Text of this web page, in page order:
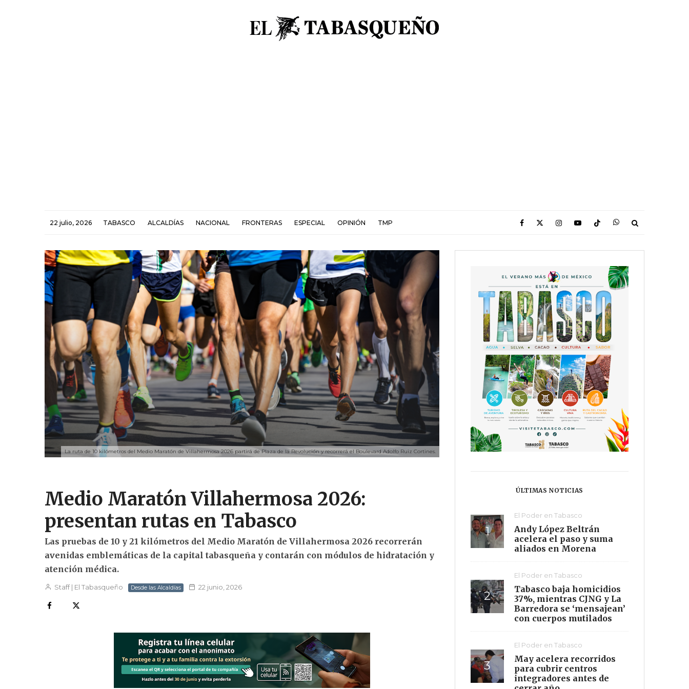
22 julio, 2026 TABASCO ALCALDÍAS NACIONAL FRONTERAS ESPECIAL OPINIÓN TMP
La ruta de 10 kilómetros del Medio Maratón de Villahermosa 2026 partirá de Plaza de la Revolución y recorrerá el Boulevard Adolfo Ruiz Cortines.
Medio Maratón Villahermosa 2026:
presentan rutas en Tabasco
Las pruebas de 10 y 21 kilómetros del Medio Maratón de Villahermosa 2026 recorrerán
avenidas emblemáticas de la capital tabasqueña y contarán con módulos de hidratación y
atención médica.
Staff | El Tabasqueño Desde las Alcaldías 22 junio, 2026
ÚLTIMAS NOTICIAS
El Poder en Tabasco
Andy López Beltrán
acelera el paso y suma
aliados en Morena
El Poder en Tabasco
Tabasco baja homicidios
37%, mientras CJNG y La
Barredora se ‘mensajean’
con cuerpos mutilados
El Poder en Tabasco
May acelera recorridos
para cubrir centros
integradores antes de